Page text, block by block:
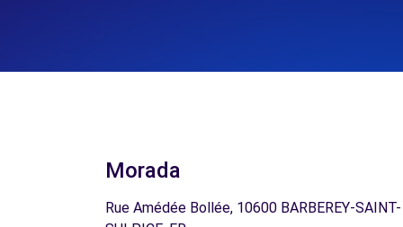
Morada
Rue Amédée Bollée, 10600 BARBEREY-SAINT-